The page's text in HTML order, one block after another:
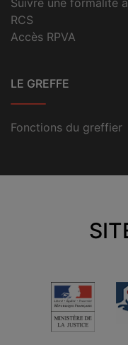
Suivre une formalité
RCS
Accès RPVA
LE GREFFE
Fonctions du greffier